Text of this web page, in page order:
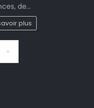
de…
plus
Next
»